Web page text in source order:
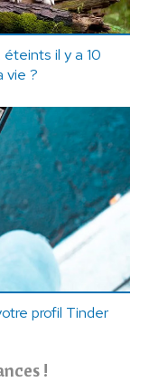
il y a 10
vie ?
profil Tinder
!